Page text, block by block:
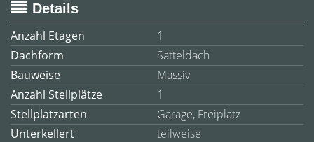
Details
Anzahl Etagen
1
Dachform
Satteldach
Bauweise
Massiv
Anzahl Stellplätze
1
Stellplatzarten
Garage, Freiplatz
Unterkellert
teilweise